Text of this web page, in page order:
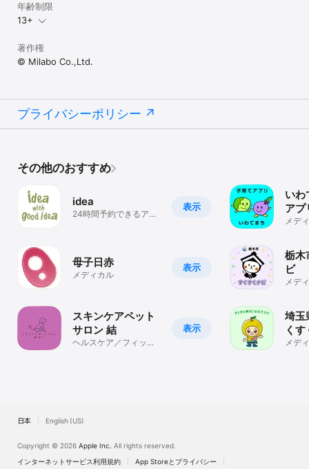
年齢制限
13+
著作権
© Milabo Co.,Ltd.
プライバシーポリシー
その他のおすすめ
表示
idea
24時間予約できるアプ
表示
母子日赤
メディカル
表示
スキンケアペット
サロン 結
ヘルスケア／フィット
いわ
アプ
メデ
栃木
ビ
メデ
埼
く
てナ
メデ
日本 English (US)
Copyright © 2026 Apple Inc. All rights reserved.
インターネットサービス利用規約
App Storeとプライバシー